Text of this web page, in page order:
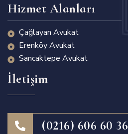
Hizmet Alanları
Çağlayan Avukat
Erenköy Avukat
Sancaktepe Avukat
İletişim
(0216) 606 60 36